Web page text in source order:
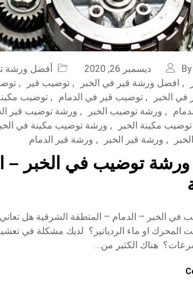
ديسمبر 26, 2020 أفضل ورشة
, افضل ورشة قير في الخبر , توضيب قير ,
الخبر
, توضيب قير في الدمام , توضيب
, ورشة توضيب الخبر , ورشة توضيب قير
مكينة الخبر , ورشة توضيب مكينة في
, ورشة قير الخبر , ورشة قير الدمام
توضيب في الخبر –
في الخبر – الدمام – المنطقة الشرقية هل
المحرك او ماء الردياتير؟ لديك مشكلة في
هناك الكثير من…